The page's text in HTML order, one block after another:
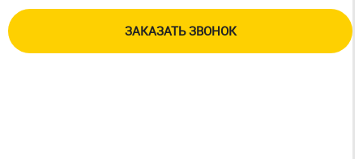
ЗАКАЗАТЬ ЗВОНОК